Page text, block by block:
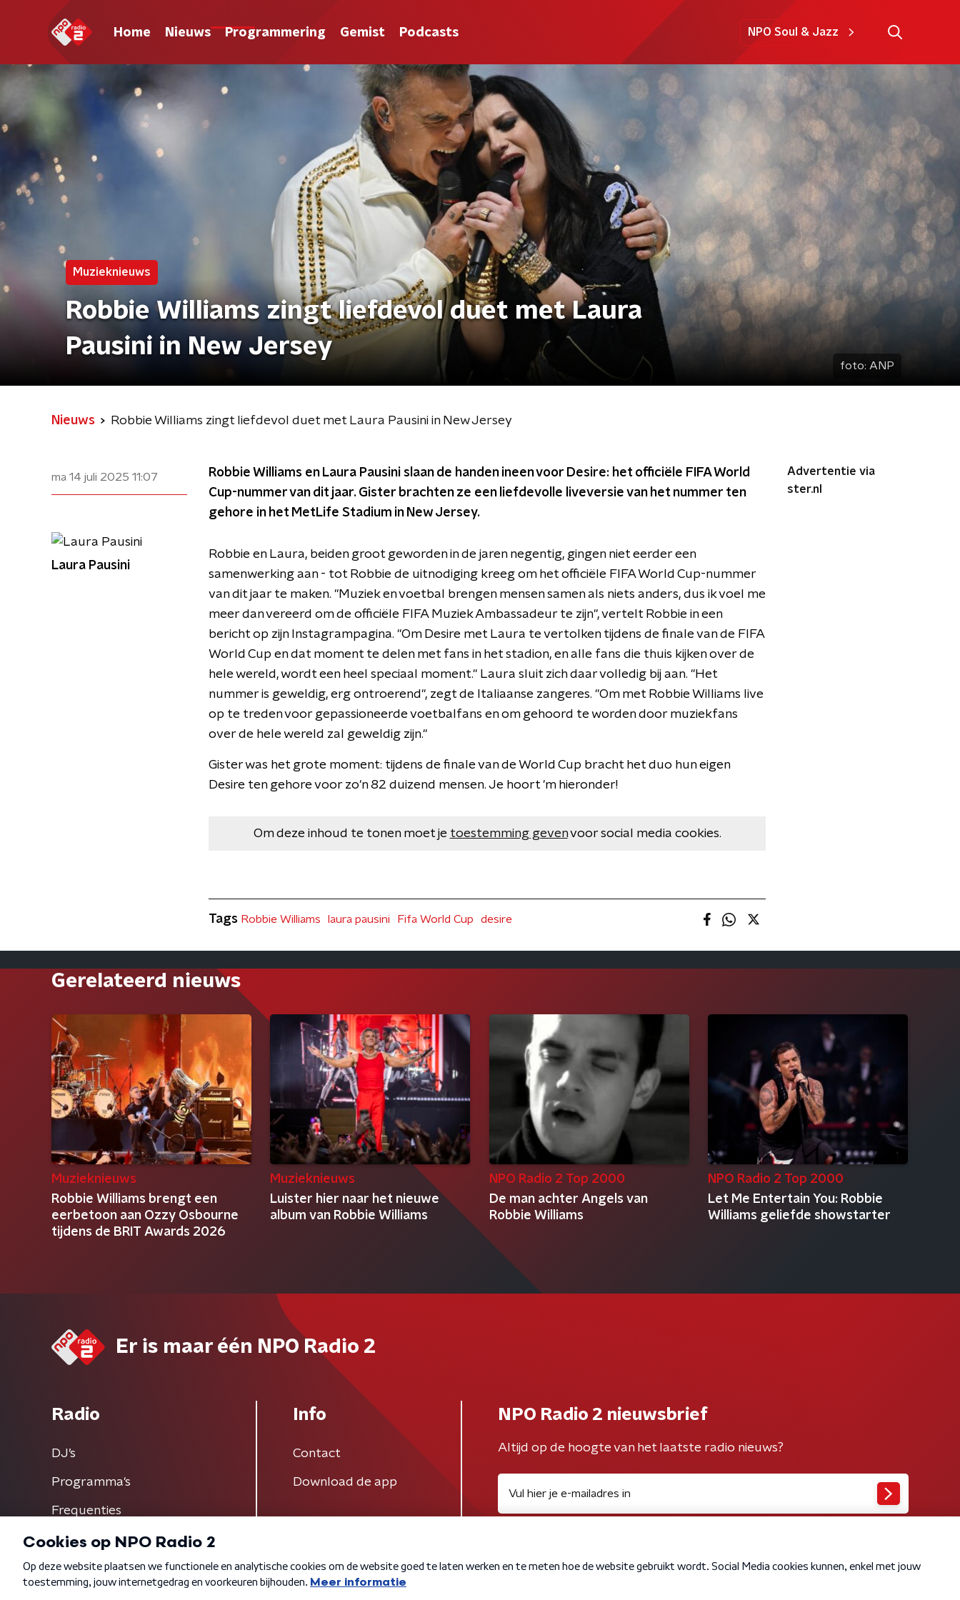
Home Nieuws Programmering Gemist Podcasts NPO Soul & Jazz
Muzieknieuws
Robbie Williams zingt liefdevol duet met Laura
Pausini in New Jersey
foto: ANP
Nieuws Robbie Williams zingt liefdevol duet met Laura Pausini in New Jersey
ma 14 juli 2025 11:07
Robbie Williams en Laura Pausini slaan de handen ineen voor Desire: het officiële FIFA World
Cup-nummer van dit jaar. Gister brachten ze een liefdevolle liveversie van het nummer ten
gehore in het MetLife Stadium in New Jersey.
Robbie en Laura, beiden groot geworden in de jaren negentig, gingen niet eerder een
samenwerking aan - tot Robbie de uitnodiging kreeg om het officiële FIFA World Cup-nummer
van dit jaar te maken. "Muziek en voetbal brengen mensen samen als niets anders, dus ik voel me
meer dan vereerd om de officiële FIFA Muziek Ambassadeur te zijn", vertelt Robbie in een
bericht op zijn Instagrampagina. "Om Desire met Laura te vertolken tijdens de finale van de FIFA
World Cup en dat moment te delen met fans in het stadion, en alle fans die thuis kijken over de
hele wereld, wordt een heel speciaal moment." Laura sluit zich daar volledig bij aan. "Het
nummer is geweldig, erg ontroerend", zegt de Italiaanse zangeres. "Om met Robbie Williams live
op te treden voor gepassioneerde voetbalfans en om gehoord te worden door muziekfans
over de hele wereld zal geweldig zijn."
Gister was het grote moment: tijdens de finale van de World Cup bracht het duo hun eigen
Desire ten gehore voor zo'n 82 duizend mensen. Je hoort 'm hieronder!
Om deze inhoud te tonen moet je toestemming gevenvoor social media cookies.
Advertentie via
ster.nl
Laura Pausini
Tags Robbie Williams laura pausini Fifa World Cup desire
Gerelateerd nieuws
Muzieknieuws
Robbie Williams brengt een
eerbetoon aan Ozzy Osbourne
tijdens de BRIT Awards 2026
Muzieknieuws
Luister hier naar het nieuwe
album van Robbie Williams
NPO Radio 2 Top 2000
De man achter Angels van
Robbie Williams
NPO Radio 2 Top 2000
Let Me Entertain You: Robbie
Williams geliefde showstarter
Er is maar één NPO Radio 2
Radio
DJ’s
Programma's
Frequenties
Info
Contact
Download de app
NPO Radio 2 nieuwsbrief
Altijd op de hoogte van het laatste radio nieuws?
Algemene voorwaarden Privacybeleid